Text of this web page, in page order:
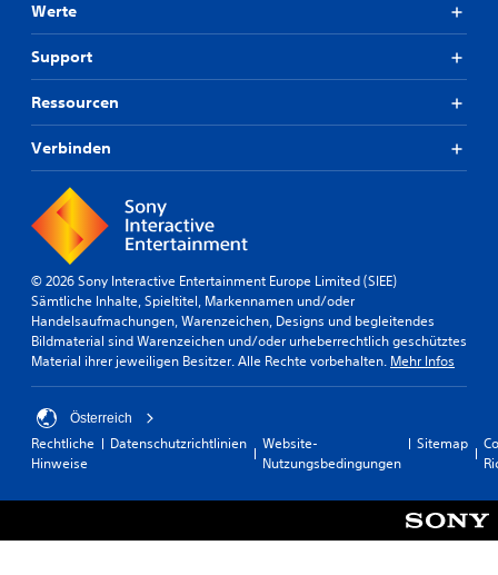
Werte
Support
Ressourcen
Verbinden
© 2026 Sony Interactive Entertainment Europe Limited (SIEE)
Sämtliche Inhalte, Spieltitel, Markennamen und/oder
Handelsaufmachungen, Warenzeichen, Designs und begleitendes
Bildmaterial sind Warenzeichen und/oder urheberrechtlich geschütztes
Material ihrer jeweiligen Besitzer. Alle Rechte vorbehalten. Mehr Infos
Österreich
Rechtliche
Hinweise
Datenschutzrichtlinien
Website-
Nutzungsbedingungen
Sitemap